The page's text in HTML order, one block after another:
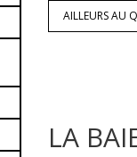
AILLEURS AU
LA